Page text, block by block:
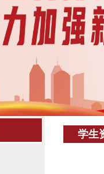
学生